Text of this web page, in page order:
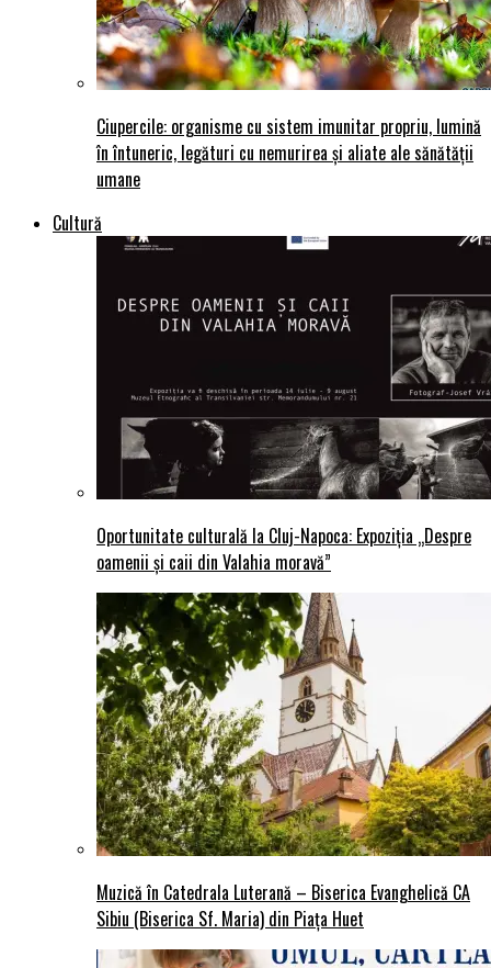
Ciupercile: organisme cu sistem imunitar propriu, lumină
în întuneric, legături cu nemurirea și aliate ale sănătății
umane
Cultură
Oportunitate culturală la Cluj-Napoca: Expoziția „Despre
oamenii și caii din Valahia moravă”
Muzică în Catedrala Luterană – Biserica Evanghelică CA
Sibiu (Biserica Sf. Maria) din Piaţa Huet